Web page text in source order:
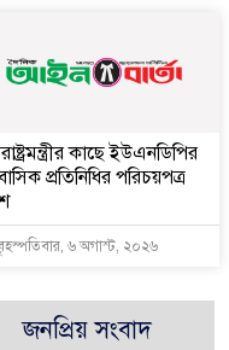
কা‌ছে ইউএনডিপির
প্রতিনিধির পরিচয়পত্র
৬ অগাস্ট, ২০২৬
জনপ্রিয় সংবাদ